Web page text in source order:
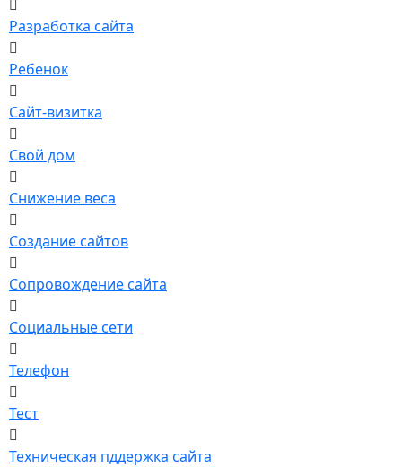
Разработка сайта
Ребенок
Сайт-визитка
Свой дом
Снижение веса
Создание сайтов
Сопровождение сайта
Социальные сети
Телефон
Тест
Техническая пддержка сайта